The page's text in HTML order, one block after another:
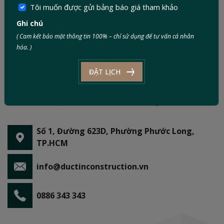
Số 1, Đường 623D, Phường Phước Long,
TP.HCM
info@ductinconstruction.vn
0886 343 343
Tôi muốn được gửi bảng báo giá tham khảo
Ghi chú
( Cam kết bảo mật thông tin 100% – chỉ sử dụng để tư vấn cá nhân
hóa. )
ĐẶT LỊCH